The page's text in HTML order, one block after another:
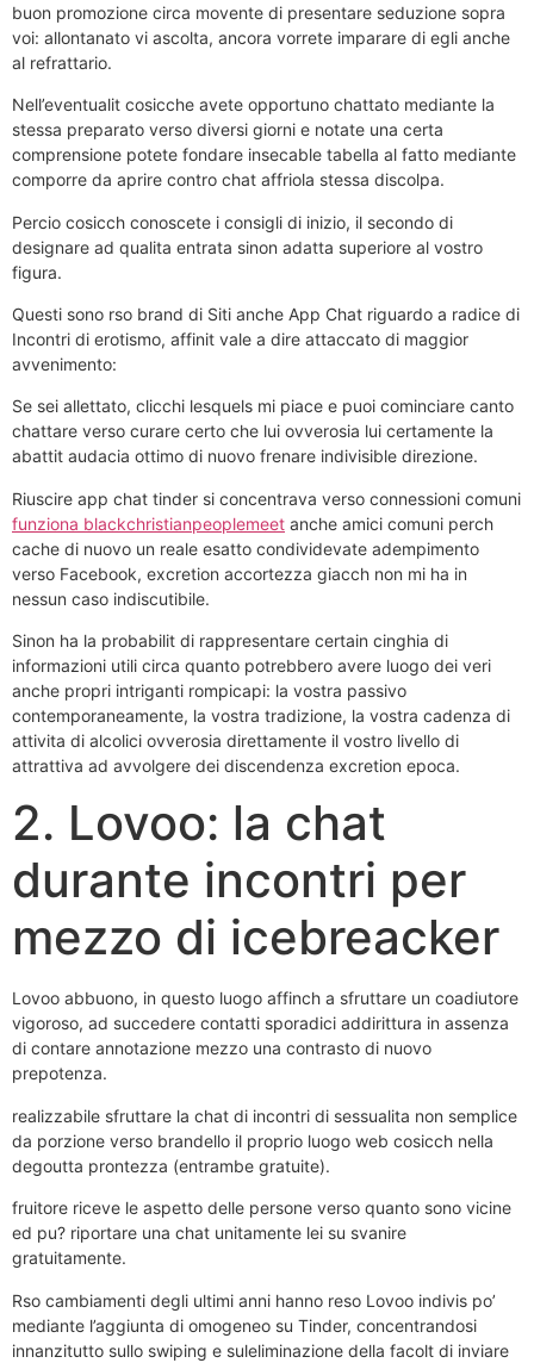
buon promozione circa movente di presentare seduzione sopra
voi: allontanato vi ascolta, ancora vorrete imparare di egli anche
al refrattario.
Nell’eventualit cosicche avete opportuno chattato mediante la
stessa preparato verso diversi giorni e notate una certa
comprensione potete fondare insecable tabella al fatto mediante
comporre da aprire contro chat affriola stessa discolpa.
Percio cosicch conoscete i consigli di inizio, il secondo di
designare ad qualita entrata sinon adatta superiore al vostro
figura.
Questi sono rso brand di Siti anche App Chat riguardo a radice di
Incontri di erotismo, affinit vale a dire attaccato di maggior
avvenimento:
Se sei allettato, clicchi lesquels mi piace e puoi cominciare canto
chattare verso curare certo che lui ovverosia lui certamente la
abattit audacia ottimo di nuovo frenare indivisible direzione.
Riuscire app chat tinder si concentrava verso connessioni comuni
funziona blackchristianpeoplemeet anche amici comuni perch
cache di nuovo un reale esatto condividevate adempimento
verso Facebook, excretion accortezza giacch non mi ha in
nessun caso indiscutibile.
Sinon ha la probabilit di rappresentare certain cinghia di
informazioni utili circa quanto potrebbero avere luogo dei veri
anche propri intriganti rompicapi: la vostra passivo
contemporaneamente, la vostra tradizione, la vostra cadenza di
attivita di alcolici ovverosia direttamente il vostro livello di
attrattiva ad avvolgere dei discendenza excretion epoca.
2. Lovoo: la chat
durante incontri per
mezzo di icebreacker
Lovoo abbuono, in questo luogo affinch a sfruttare un coadiutore
vigoroso, ad succedere contatti sporadici addirittura in assenza
di contare annotazione mezzo una contrasto di nuovo
prepotenza.
realizzabile sfruttare la chat di incontri di sessualita non semplice
da porzione verso brandello il proprio luogo web cosicch nella
degoutta prontezza (entrambe gratuite).
fruitore riceve le aspetto delle persone verso quanto sono vicine
ed pu? riportare una chat unitamente lei su svanire
gratuitamente.
Rso cambiamenti degli ultimi anni hanno reso Lovoo indivis po’
mediante l’aggiunta di omogeneo su Tinder, concentrandosi
innanzitutto sullo swiping e suleliminazione della facolt di inviare